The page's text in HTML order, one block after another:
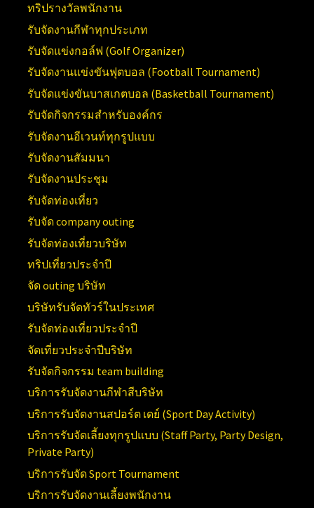
ทริปรางวัลพนักงาน
รับจัดงานกีฬาทุกประเภท
รับจัดแข่งกอล์ฟ (Golf Organizer)
รับจัดงานแข่งขันฟุตบอล (Football Tournament)
รับจัดแข่งขันบาสเกตบอล (Basketball Tournament)
รับจัดกิจกรรมสำหรับองค์กร
รับจัดงานอีเวนท์ทุกรูปแบบ
รับจัดงานสัมมนา
รับจัดงานประชุม
รับจัดท่องเที่ยว
รับจัด company outing
รับจัดท่องเที่ยวบริษัท
ทริปเที่ยวประจำปี
จัด outing บริษัท
บริษัทรับจัดทัวร์ในประเทศ
รับจัดท่องเที่ยวประจำปี
จัดเที่ยวประจำปีบริษัท
รับจัดกิจกรรม team building
บริการรับจัดงานกีฬาสีบริษัท
บริการรับจัดงานสปอร์ต เดย์ (Sport Day Activity)
บริการรับจัดเลี้ยงทุกรูปแบบ (Staff Party, Party Design,
Private Party)
บริการรับจัดSport Tournament
บริการรับจัดงานเลี้ยงพนักงาน